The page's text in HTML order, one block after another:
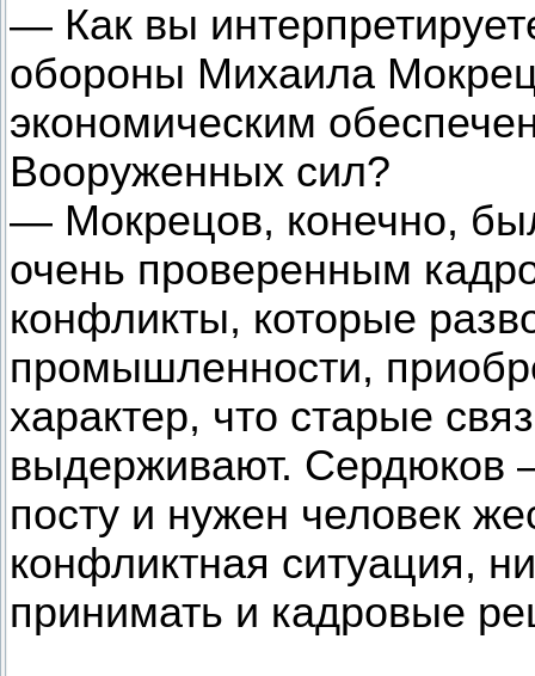
— Как вы
обороны Михаила
экономическим
Вооруженных сил?
— Мокрецов, конечно,
очень проверенным
конфликты, которые
промышленности,
характер, что старые
выдерживают. Сердюков
посту и нужен человек
конфликтная ситуация,
принимать и кадровые